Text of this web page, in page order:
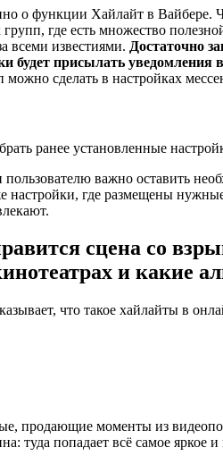
о функции Хайлайт в Вайбере.
где есть множество
всеми известиями. Достаточно
будет присылать
можно сделать в настройках
ранее установленные
важно оставить
настройки, где размещены
сцена со
и какие
что такое хайлайты в
продающие моменты из
туда попадает всё самое яркое